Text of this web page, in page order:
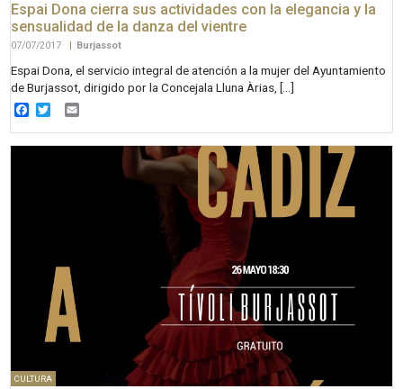
Espai Dona cierra sus actividades con la elegancia y la
sensualidad de la danza del vientre
07/07/2017 | Burjassot
Espai Dona, el servicio integral de atención a la mujer del Ayuntamiento
de Burjassot, dirigido por la Concejala Lluna Àrias, […]
Facebook
Twitter
CULTURA